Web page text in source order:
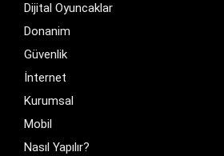
Dijital Oyuncaklar
Donanim
Güvenlik
İnternet
Kurumsal
Mobil
Nasıl Yapılır?